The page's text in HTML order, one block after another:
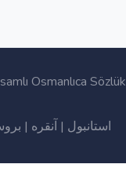
Osmanlıca Sözlük
استانبول | آنقره |